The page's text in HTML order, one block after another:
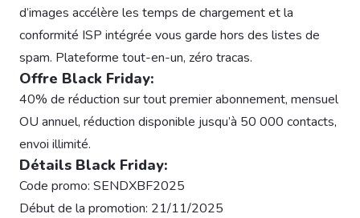
d’images accélère les temps de chargement et la
conformité ISP intégrée vous garde hors des listes de
spam. Plateforme tout-en-un, zéro tracas.
Offre Black Friday:
40% de réduction sur tout premier abonnement, mensuel
OU annuel, réduction disponible jusqu’à 50 000 contacts,
envoi illimité.
Détails Black Friday:
Code promo: SENDXBF2025
Début de la promotion: 21/11/2025